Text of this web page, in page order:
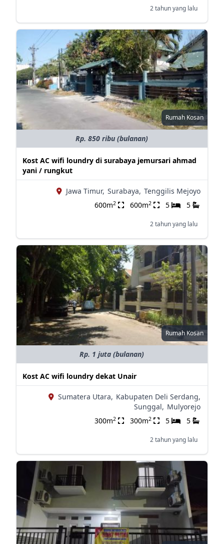
2 tahun yang lalu
Rumah Kosan
Rp. 850 ribu (bulanan)
Kost AC wifi loundry di surabaya jemursari ahmad
yani / rungkut
Jawa Timur, Surabaya, Tenggilis Mejoyo
600m2 600m2 5 5
2 tahun yang lalu
Rumah Kosan
Rp. 1 juta (bulanan)
Kost AC wifi loundry dekat Unair
Sumatera Utara, Kabupaten Deli Serdang,
Sunggal, Mulyorejo
300m2 300m2 5 5
2 tahun yang lalu